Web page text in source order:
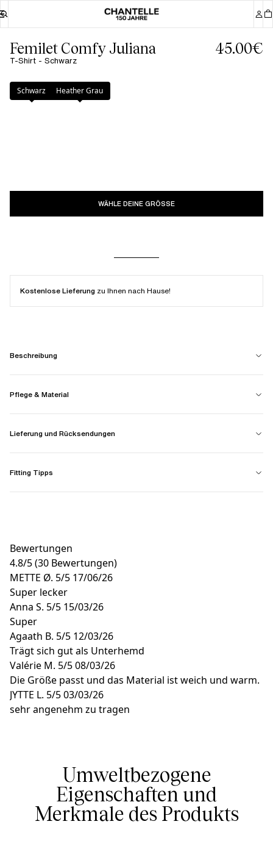
Femilet Comfy Juliana
T-Shirt - Schwarz
45.00€
Farbe: Schwarz
Schwarz Heather Grau
WÄHLE DEINE GRÖSSE
Kostenlose Lieferung zu Ihnen nach Hause!
Beschreibung
Pflege & Material
Lieferung und Rücksendungen
Fitting Tipps
Bewertungen
4.8/5(30 Bewertungen)
METTE Ø. 5/5 17/06/26
Super lecker
Anna S. 5/5 15/03/26
Super
Agaath B. 5/5 12/03/26
Trägt sich gut als Unterhemd
Valérie M. 5/508/03/26
Die Größe passt und das Material ist weich und warm.
JYTTE L. 5/503/03/26
sehr angenehm zu tragen
Umweltbezogene
Eigenschaften und
Merkmale des Produkts